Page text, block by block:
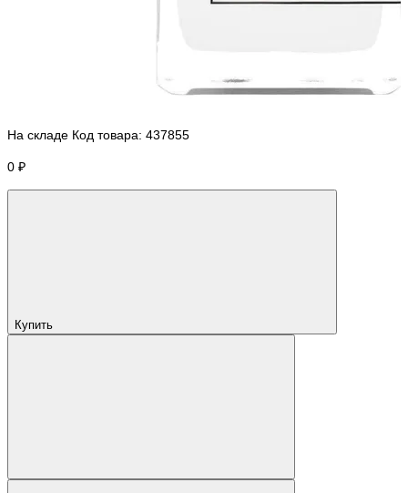
На складе Код товара: 437855
0 ₽
Купить